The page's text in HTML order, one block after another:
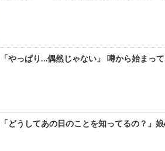
「やっぱり…偶然じゃない」 噂から始まっ
「どうしてあの日のことを知ってるの？